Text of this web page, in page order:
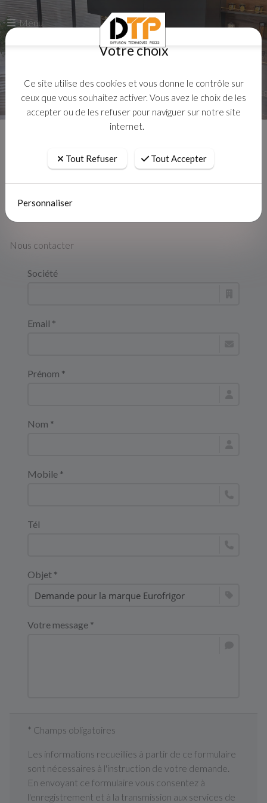
Menu
Nous contacter
Société
Email *
Prénom *
Nom *
Mobile *
Tél
Objet *
Votre message *
* Champs obligatoires
Les informations recueillies à partir de ce formulaire
sont nécessaires à l'instruction de votre demande.
En envoyant ce formulaire vous consentez à
l'enregistrement et à la transmission aux services de
Votre choix
Ce site utilise des cookies et vous donne le contrôle sur
ceux que vous souhaitez activer. Vous avez le choix de les
accepter ou de les refuser pour naviguer sur notre site
internet.
Tout Refuser Tout Accepter
Personnaliser